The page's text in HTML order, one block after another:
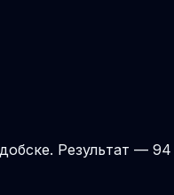
Результат —